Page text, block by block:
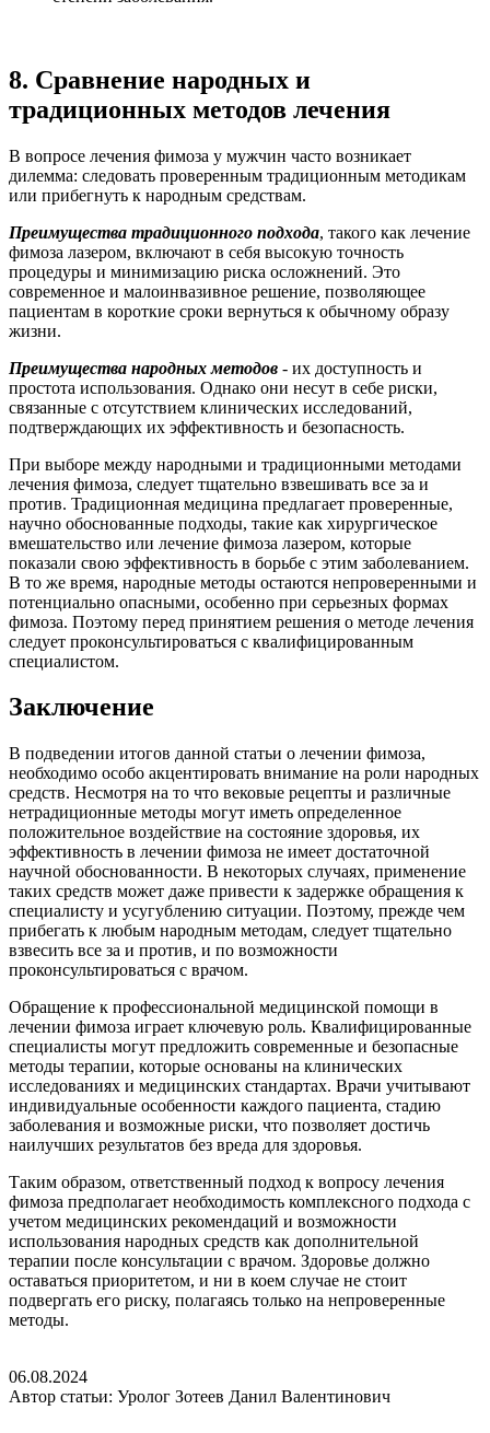
8. Сравнение народных и
традиционных методов лечения
В вопросе лечения фимоза у мужчин часто возникает
дилемма: следовать проверенным традиционным методикам
или прибегнуть к народным средствам.
Преимущества традиционного подхода, такого как лечение
фимоза лазером, включают в себя высокую точность
процедуры и минимизацию риска осложнений. Это
современное и малоинвазивное решение, позволяющее
пациентам в короткие сроки вернуться к обычному образу
жизни.
Преимущества народных методов - их доступность и
простота использования. Однако они несут в себе риски,
связанные с отсутствием клинических исследований,
подтверждающих их эффективность и безопасность.
При выборе между народными и традиционными методами
лечения фимоза, следует тщательно взвешивать все за и
против. Традиционная медицина предлагает проверенные,
научно обоснованные подходы, такие как хирургическое
вмешательство или лечение фимоза лазером, которые
показали свою эффективность в борьбе с этим заболеванием.
В то же время, народные методы остаются непроверенными и
потенциально опасными, особенно при серьезных формах
фимоза. Поэтому перед принятием решения о методе лечения
следует проконсультироваться с квалифицированным
специалистом.
Заключение
В подведении итогов данной статьи о лечении фимоза,
необходимо особо акцентировать внимание на роли народных
средств. Несмотря на то что вековые рецепты и различные
нетрадиционные методы могут иметь определенное
положительное воздействие на состояние здоровья, их
эффективность в лечении фимоза не имеет достаточной
научной обоснованности. В некоторых случаях, применение
таких средств может даже привести к задержке обращения к
специалисту и усугублению ситуации. Поэтому, прежде чем
прибегать к любым народным методам, следует тщательно
взвесить все за и против, и по возможности
проконсультироваться с врачом.
Обращение к профессиональной медицинской помощи в
лечении фимоза играет ключевую роль. Квалифицированные
специалисты могут предложить современные и безопасные
методы терапии, которые основаны на клинических
исследованиях и медицинских стандартах. Врачи учитывают
индивидуальные особенности каждого пациента, стадию
заболевания и возможные риски, что позволяет достичь
наилучших результатов без вреда для здоровья.
Таким образом, ответственный подход к вопросу лечения
фимоза предполагает необходимость комплексного подхода с
учетом медицинских рекомендаций и возможности
использования народных средств как дополнительной
терапии после консультации с врачом. Здоровье должно
оставаться приоритетом, и ни в коем случае не стоит
подвергать его риску, полагаясь только на непроверенные
методы.
06.08.2024
Автор статьи: Уролог Зотеев Данил Валентинович